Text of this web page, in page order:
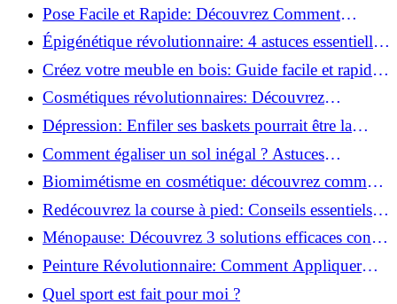
pour vous?
Pose Facile et Rapide: Découvrez Comment
Monter des Carreaux de Béton Cellulaire!
Épigénétique révolutionnaire: 4 astuces essentielles
pour transformer votre bien-être!
Créez votre meuble en bois: Guide facile et rapide
pour débutants!
Cosmétiques révolutionnaires: Découvrez
comment les fermes verticales transforment la
beauté!
Dépression: Enfiler ses baskets pourrait être la
solution!
Comment égaliser un sol inégal ? Astuces
infaillibles pour réussir !
Biomimétisme en cosmétique: découvrez comment
la nature inspire l'avenir des soins beauté!
Redécouvrez la course à pied: Conseils essentiels
pour reprendre!
Ménopause: Découvrez 3 solutions efficaces contre
les bouffées de chaleur!
Peinture Révolutionnaire: Comment Appliquer
Deux Couleurs Sur Une Porte!
Quel sport est fait pour moi ?